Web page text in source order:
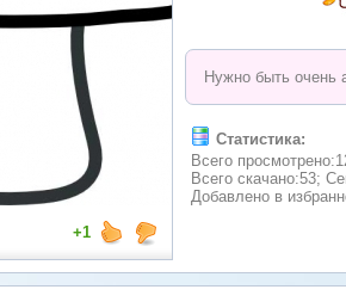
+1
Нужно быть очень
Статистика:
Всего
Всего скачано:53;
Добавлено в